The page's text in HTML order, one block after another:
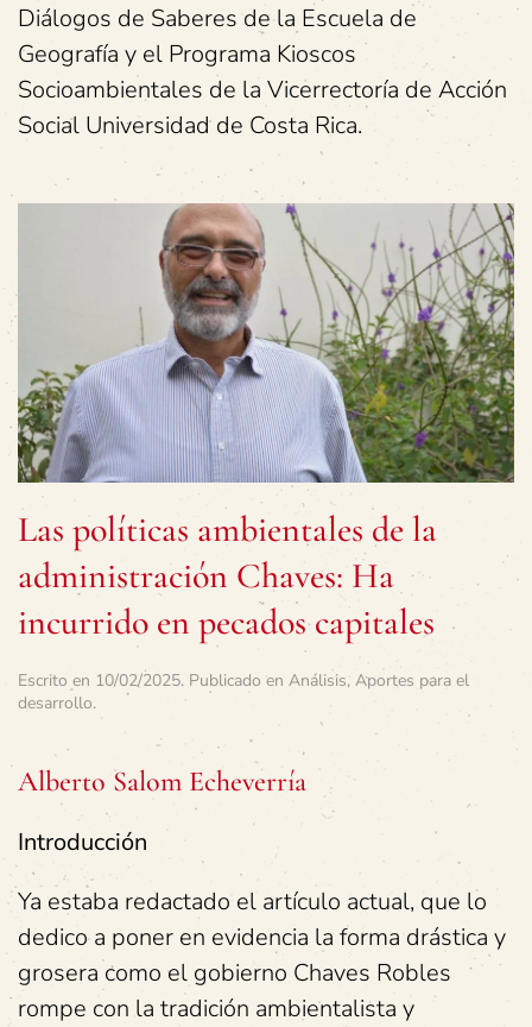
Diálogos de Saberes de la Escuela de
Geografía y el Programa Kioscos
Socioambientales de la Vicerrectoría de Acción
Social Universidad de Costa Rica.
Las políticas ambientales de la
administración Chaves: Ha
incurrido en pecados capitales
Escrito en 10/02/2025. Publicado en Análisis, Aportes para el
desarrollo.
Alberto Salom Echeverría
Introducción
Ya estaba redactado el artículo actual, que lo
dedico a poner en evidencia la forma drástica y
grosera como el gobierno Chaves Robles
rompe con la tradición ambientalista y